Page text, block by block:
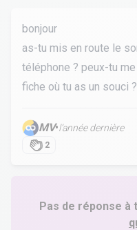
bonjour
as-tu mis en route le
téléphone ? peux-tu
fiche où tu as un souci ?
MV•l’année dernière
2
Pas de réponse à